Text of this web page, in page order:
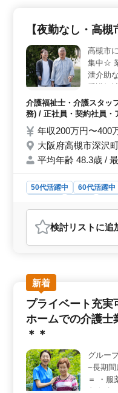
【夜勤なし・高
高槻市
集中☆
泄介助
の健康
ト ・介
＊交通
中◎ ご
介護福祉士・介護スタッ
務) / 正社員・契約社員・
年収200万円〜
大阪府高槻市深沢
平均年齢 48.3歳 /
50代活躍中 60代活躍中
介
おすすめポイント
＜夜勤なしの安心環境
生活リズムを保ちなが
ことができます。週3日
り、家族や趣味との時
勤がハードだった方
＜充実の福利厚生＞
く方の生活をサポート
す。また社会保険も完
いるためストレスな
なスタッフが活躍＞
り、経験豊富な方々が
別に関係なく、個々の
検討リスト に追
新着
プライベート充実
ホームでの介護士
＊＊
グルー
−長期間
＝ ・服